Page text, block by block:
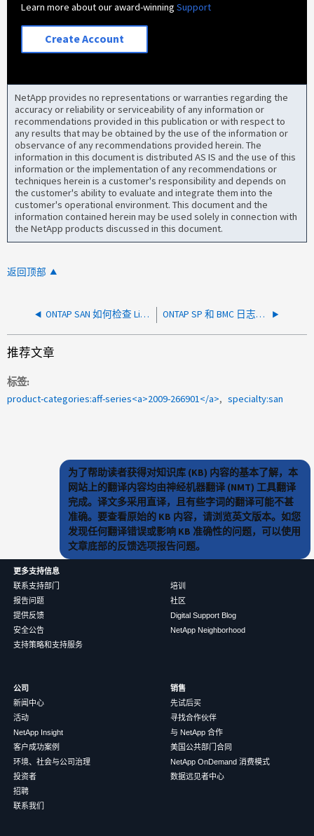
Learn more about our award-winningSupport
Create Account
NetApp provides no representations or warranties regarding the
accuracy or reliability or serviceability of any information or
recommendations provided in this publication or with respect to
any results that may be obtained by the use of the information or
observance of any recommendations provided herein. The
information in this document is distributed AS IS and the use of this
information or the implementation of any recommendations or
techniques herein is a customer's responsibility and depends on
the customer's ability to evaluate and integrate them into the
customer's operational environment. This document and the
information contained herein may be used solely in connection with
the NetApp products discussed in this document.
返回顶部
ONTAP SAN 如何检查 Linux iSCSI 路径 ONTAP SP 和 BMC 日志收集解决方法指南
推荐文章
标签
product-categories:aff-series<a>2009-266901</a>
specialty:san
为了帮助读者获得对知识库 (KB) 内容的基本了解，本
网站上的翻译内容均由神经机器翻译 (NMT) 工具翻译
完成。译文多采用直译，且有些字词的翻译可能不甚
准确。要查看原始的 KB 内容，请浏览英文版本。如您
发现任何翻译错误或影响 KB 准确性的问题，可以使用
文章底部的反馈选项报告问题。
更多支持信息
联系支持部门
报告问题
提供反馈
安全公告
支持策略和支持服务
培训
社区
Digital Support Blog
NetApp Neighborhood
公司
新闻中心
活动
NetApp Insight
客户成功案例
环境、社会与公司治理
投资者
招聘
联系我们
销售
先试后买
寻找合作伙伴
与 NetApp 合作
美国公共部门合同
NetApp OnDemand 消费模式
数据远见者中心